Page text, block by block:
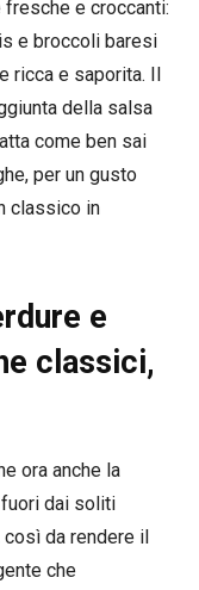
e croccanti:
e broccoli baresi
ricca e saporita. Il
della salsa
come ben sai
per un gusto
classico in
e
classici,
ora anche la
dai soliti
così da rendere il
che